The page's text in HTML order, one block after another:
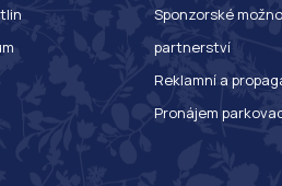
Sponzorské
partnerství
Reklamní a
Pronájem